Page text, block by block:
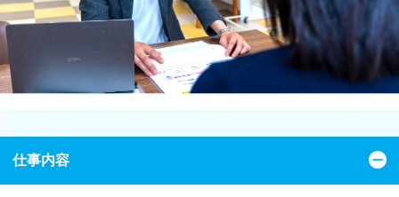
仕事内容